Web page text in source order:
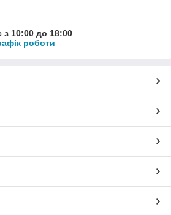
з 10:00 до 18:00
роботи